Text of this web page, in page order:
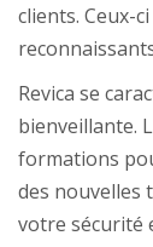
clients. Ceux-
Revica se
bienveillante.
formations
des nouvelles
votre sécurité